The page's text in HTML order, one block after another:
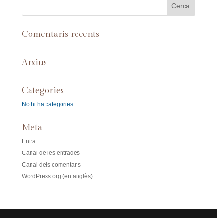
Comentaris recents
Arxius
Categories
No hi ha categories
Meta
Entra
Canal de les entrades
Canal dels comentaris
WordPress.org (en anglès)